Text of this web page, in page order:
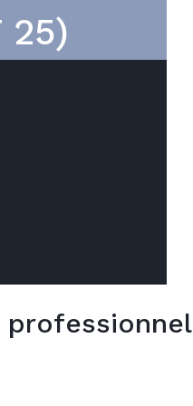
25)
professionnel